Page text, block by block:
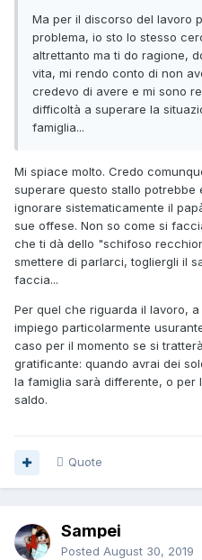
Ma per il discorso del lavoro
problema, io sto lo stesso
altrettanto ma ti do ragione,
vita, mi rendo conto di non
credevo di avere e mi sono
difficoltà a superare la
famiglia...
Mi spiace molto. Credo
superare questo stallo potrebbe
ignorare sistematicamente il
sue offese. Non so come si
che ti dà dello "schifoso
smettere di parlarci, togliergli il
faccia...
Per quel che riguarda il lavoro,
impiego particolarmente
caso per il momento se si
gratificante: quando avrai dei
la famiglia sarà differente, o per
saldo.
Quote
Sampei
Posted August 30, 2019